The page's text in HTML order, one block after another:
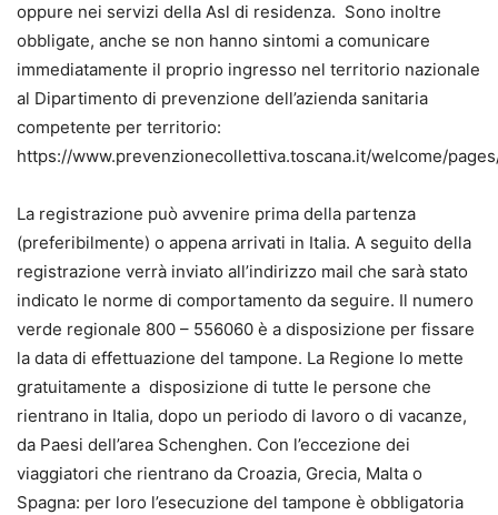
oppure nei servizi della Asl di residenza. Sono inoltre
obbligate, anche se non hanno sintomi a comunicare
immediatamente il proprio ingresso nel territorio nazionale
al Dipartimento di prevenzione dell’azienda sanitaria
competente per territorio:
https://www.prevenzionecollettiva.toscana.it/welcome/
La registrazione può avvenire prima della partenza
(preferibilmente) o appena arrivati in Italia. A seguito della
registrazione verrà inviato all’indirizzo mail che sarà stato
indicato le norme di comportamento da seguire. Il numero
verde regionale 800 – 556060 è a disposizione per fissare
la data di effettuazione del tampone. La Regione lo mette
gratuitamente a disposizione di tutte le persone che
rientrano in Italia, dopo un periodo di lavoro o di vacanze,
da Paesi dell’area Schenghen. Con l’eccezione dei
viaggiatori che rientrano da Croazia, Grecia, Malta o
Spagna: per loro l’esecuzione del tampone è obbligatoria